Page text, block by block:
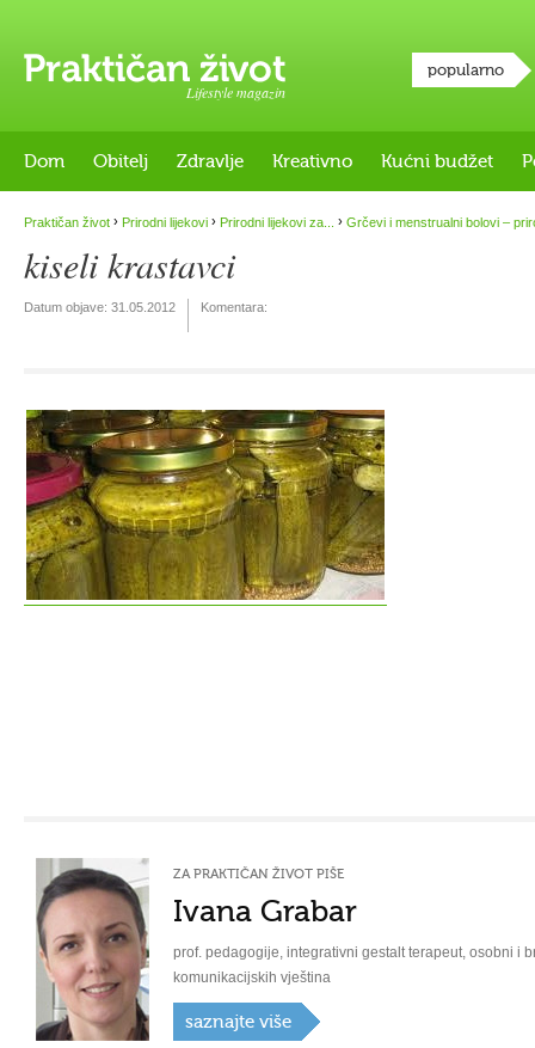
Lifestyle magazin
popularno
Dom Obitelj Zdravlje Kreativno Kućni budžet
Praktičan život › Prirodni lijekovi › Prirodni lijekovi za... › Grčevi i menstrualni bolovi –
kiseli krastavci
Datum objave: 31.05.2012 Komentara:
ZA PRAKTIČAN ŽIVOT PIŠE
Ivana Grabar
prof. pedagogije, integrativni gestalt terapeut, osobni i
komunikacijskih vještina
saznajte više